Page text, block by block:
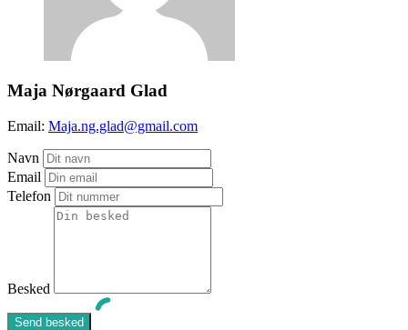
Maja Nørgaard Glad
Email: Maja.ng.glad@gmail.com
Navn
Email
Telefon
Besked